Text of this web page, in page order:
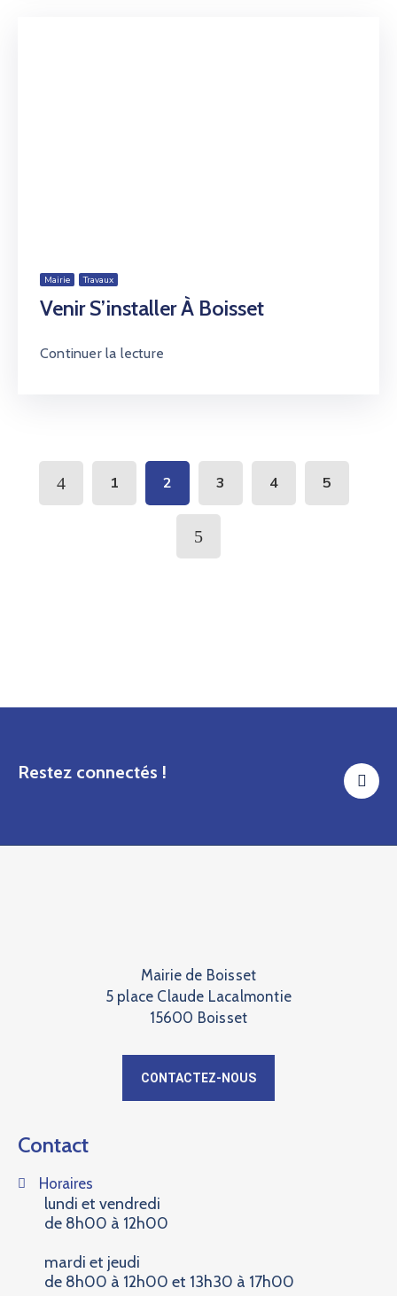
Mairie Travaux
Venir S’installer À Boisset
Continuer la lecture
1 2 3 4 5
Restez connectés !
Mairie de Boisset
5 place Claude Lacalmontie
15600 Boisset
CONTACTEZ-NOUS
Contact
Horaires
lundi et vendredi
de 8h00 à 12h00
mardi et jeudi
de 8h00 à 12h00 et 13h30 à 17h00